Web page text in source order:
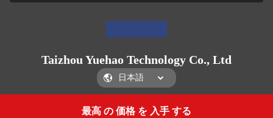
最高 の 価格 を 入手 する
Taizhou Yuehao Technology Co., Ltd
Taizhou Yuehao Technology Co., Ltd
Get a Quote